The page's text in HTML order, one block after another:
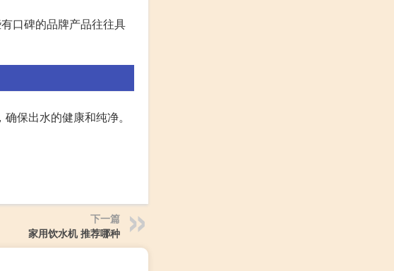
口碑的品牌产品往往具
保出水的健康和纯净。
下一篇
家用饮水机 推荐哪种